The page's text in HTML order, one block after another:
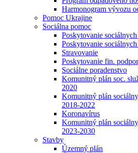
Harmonogram vývozu
Pomoc Ukrajine
Sociálna pomoc
Poskytovanie
Poskytovanie
Stravovanie
Poskytovanie fin.
Sociálne poradenstvo
Komunitný plán soc.
2020
Komunitný plán
2018-2022
Koronavírus
Komunitný plán
2023-2030
Stavby
Územný plán